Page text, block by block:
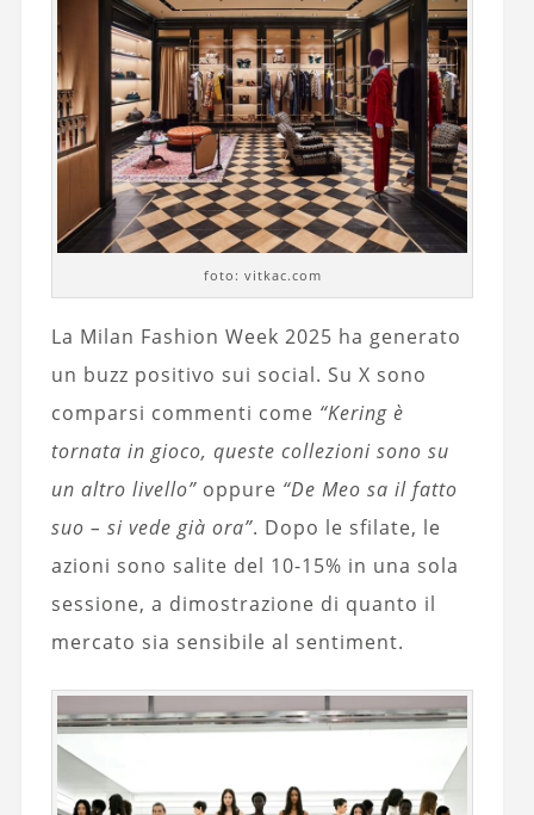
foto: vitkac.com
La Milan Fashion Week 2025 ha generato
un buzz positivo sui social. Su X sono
comparsi commenti come “Kering è
tornata in gioco, queste collezioni sono su
un altro livello”oppure “De Meo sa il fatto
suo – si vede già ora”. Dopo le sfilate, le
azioni sono salite del 10-15% in una sola
sessione, a dimostrazione di quanto il
mercato sia sensibile al sentiment.